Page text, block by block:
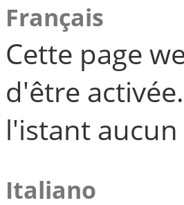
Français
Cette page
d'être
l'istant
Italiano